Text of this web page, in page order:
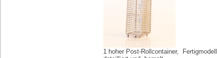
1 hoher Post-Rollcontainer,